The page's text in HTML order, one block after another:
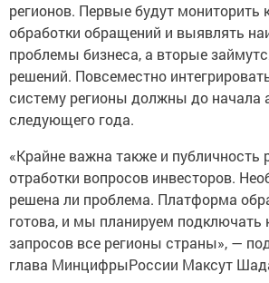
регионов. Первые будут мониторить
обработки обращений и выявлять
проблемы бизнеса, а вторые
решений. Повсеместно
систему регионы должны до начала
следующего года.
«Крайне важна также и публичность
отработки вопросов инвесторов.
решена ли проблема. Платформа
готова, и мы планируем подключать
запросов все регионы страны», —
глава МинцифрыРоссии Максут